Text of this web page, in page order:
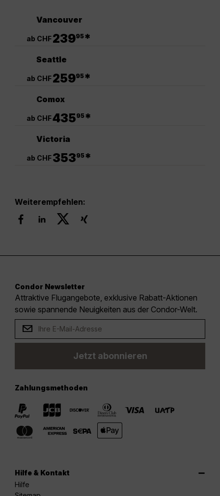
Vancouver
ab CHF23995*
Seattle
ab CHF25995*
Comox
ab CHF43595*
Victoria
ab CHF35395*
Weiterempfehlen:
Condor Newsletter
Attraktive Flugangebote, exklusive Rabatt-Aktionen
sowie spannende Neuigkeiten aus der Condor-Welt.
Jetzt abonnieren
Zahlungsmethoden
Hilfe & Kontakt
Hilfe